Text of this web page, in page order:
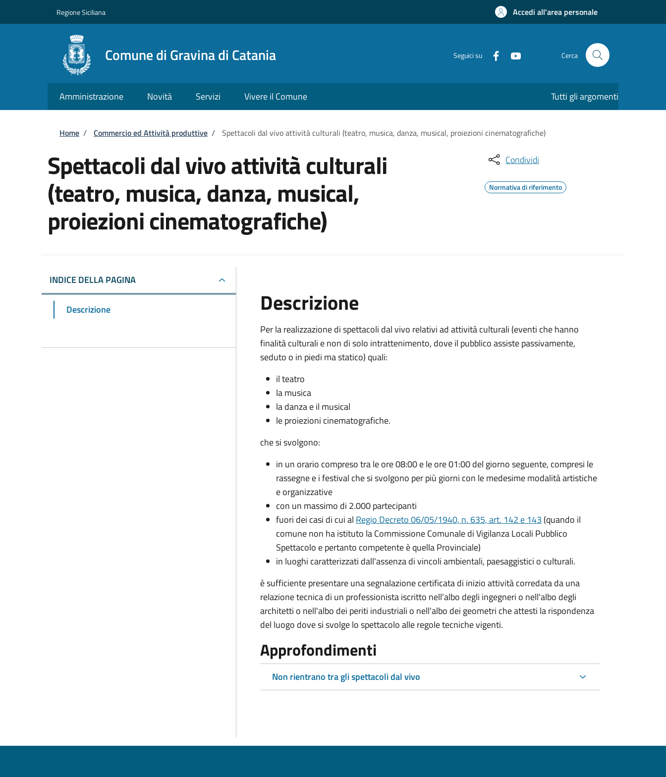
Regione Siciliana Accedi all'area personale
Comune di Gravina di Catania Seguici su Cerca
Amministrazione Novità Servizi Vivere il Comune Tutti gli argomenti
Briciole di pane
Home / Commercio ed Attività produttive / Spettacoli dal vivo attività culturali (teatro, musica, danza, musical, proiezioni cinematografiche)
Spettacoli dal vivo attività culturali
(teatro, musica, danza, musical,
proiezioni cinematografiche)
Condividi
Normativa di riferimento
INDICE DELLA PAGINA
Descrizione Descrizione
Per la realizzazione di spettacoli dal vivo relativi ad attività culturali (eventi che hanno
finalità culturali e non di solo intrattenimento, dove il pubblico assiste passivamente,
seduto o in piedi ma statico) quali:
il teatro
la musica
la danza e il musical
le proiezioni cinematografiche.
che si svolgono:
in un orario compreso tra le ore 08:00 e le ore 01:00 del giorno seguente, compresi le
rassegne e i festival che si svolgono per più giorni con le medesime modalità artistiche
e organizzative
con un massimo di 2.000 partecipanti
fuori dei casi di cui al Regio Decreto 06/05/1940, n. 635, art. 142 e 143 (quando il
comune non ha istituto la Commissione Comunale di Vigilanza Locali Pubblico
Spettacolo e pertanto competente è quella Provinciale)
in luoghi caratterizzati dall'assenza di vincoli ambientali, paesaggistici o culturali.
è sufficiente presentare una segnalazione certificata di inizio attività corredata da una
relazione tecnica di un professionista iscritto nell'albo degli ingegneri o nell'albo degli
architetti o nell'albo dei periti industriali o nell'albo dei geometri che attesti la rispondenza
del luogo dove si svolge lo spettacolo alle regole tecniche vigenti.
Approfondimenti
Non rientrano tra gli spettacoli dal vivo